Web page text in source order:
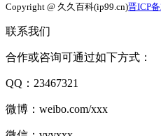
Copyright @ 久久百科(ip99.cn)晋ICP
联系我们
合作或咨询可通过如下方式：
QQ：23467321
微博：weibo.com/xxx